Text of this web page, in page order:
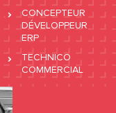
CONCEPTEUR
DÉVELOPPEUR
ERP
TECHNICO
COMMERCIAL